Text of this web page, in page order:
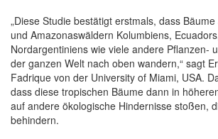
„Diese Studie bestätigt erstmals, dass
und Amazonaswäldern Kolumbiens,
Nordargentiniens wie viele andere Pflanzen-
der ganzen Welt nach oben wandern,“ sagt
Fadrique von der University of Miami, USA.
dass diese tropischen Bäume dann in
auf andere ökologische Hindernisse stoßen,
behindern.